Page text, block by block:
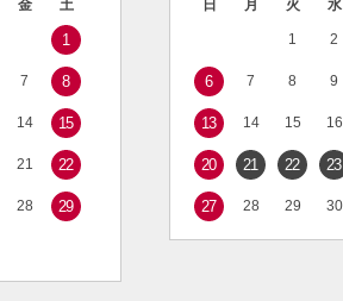
金 土
1
7 8
14 15
21 22
28 29
日 月 火 水
1 2
6 7 8 9
13 14 15 16
20 21 22 23
27 28 29 30